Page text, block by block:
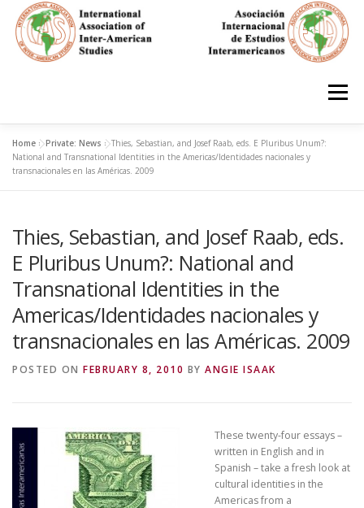
content
Menu
HOME ABOUT EN ESPAÑOL
JOIN/INGRESO
Home »Private: News »Thies, Sebastian, and Josef Raab, eds. E Pluribus Unum?:
National and Transnational Identities in the Americas/Identidades nacionales y
transnacionales en las Américas. 2009
Thies, Sebastian, and Josef Raab, eds.
E Pluribus Unum?: National and
Transnational Identities in the
Americas/Identidades nacionales y
transnacionales en las Américas. 2009
POSTED ON FEBRUARY 8, 2010 BY ANGIE ISAAK
These twenty-four essays –
written in English and in
Spanish – take a fresh look at
cultural identities in the
Americas from a